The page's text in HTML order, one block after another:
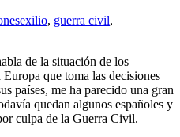
exilio, guerra civil,
de la situación de los
que toma las decisiones
países, me ha parecido una gran
quedan algunos españoles y
culpa de la Guerra Civil.